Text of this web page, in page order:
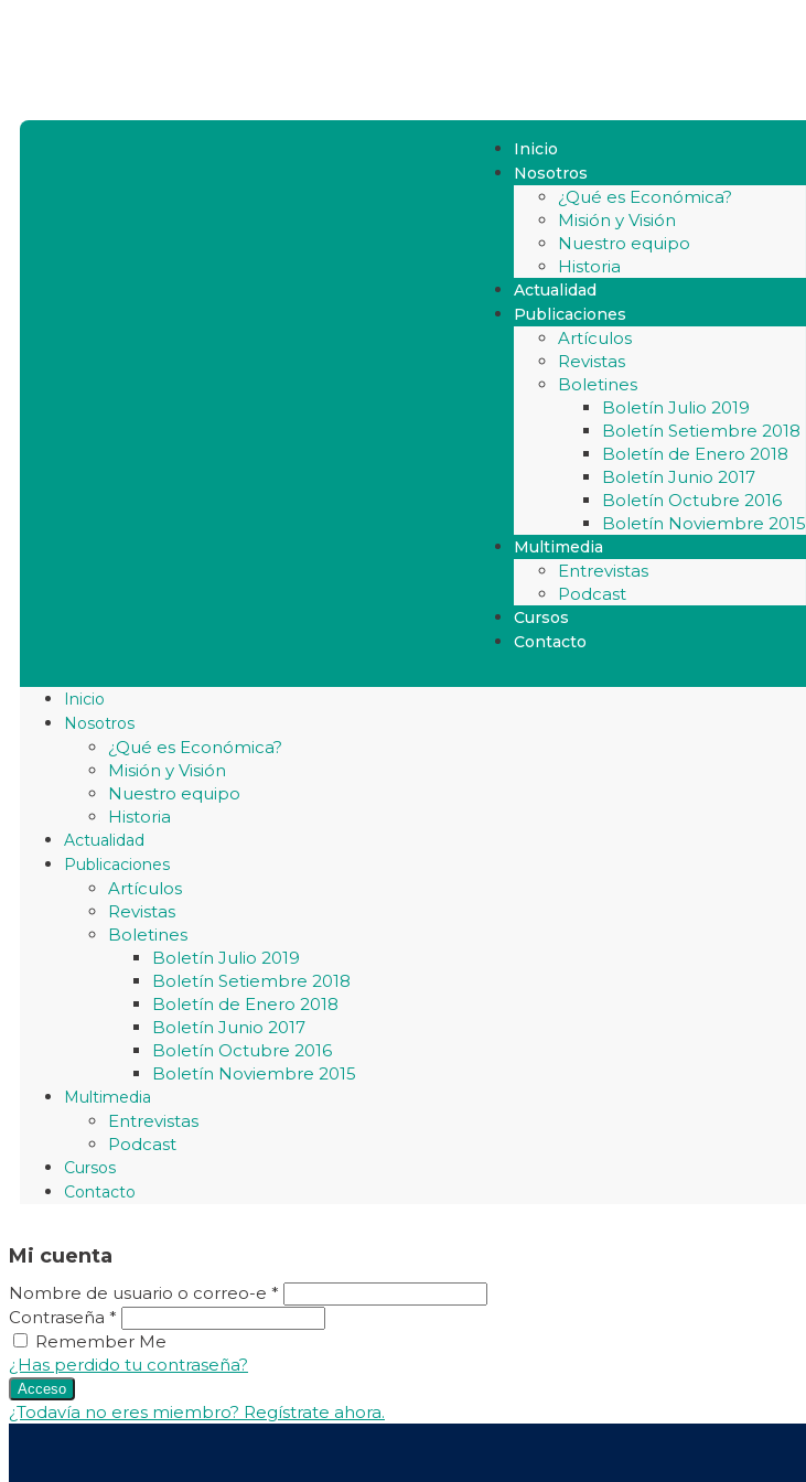
Inicio
Nosotros
¿Qué es Económica?
Misión y Visión
Nuestro equipo
Historia
Actualidad
Publicaciones
Artículos
Revistas
Boletines
Boletín Julio 2019
Boletín Setiembre 2018
Boletín de Enero 2018
Boletín Junio 2017
Boletín Octubre 2016
Boletín Noviembre 2015
Multimedia
Entrevistas
Podcast
Cursos
Contacto
Inicio
Nosotros
¿Qué es Económica?
Misión y Visión
Nuestro equipo
Historia
Actualidad
Publicaciones
Artículos
Revistas
Boletines
Boletín Julio 2019
Boletín Setiembre 2018
Boletín de Enero 2018
Boletín Junio 2017
Boletín Octubre 2016
Boletín Noviembre 2015
Multimedia
Entrevistas
Podcast
Cursos
Contacto
Mi cuenta
Nombre de usuario o correo-e *
Contraseña *
Remember Me
¿Has perdido tu contraseña?
Acceso
¿Todavía no eres miembro? Regístrate ahora.